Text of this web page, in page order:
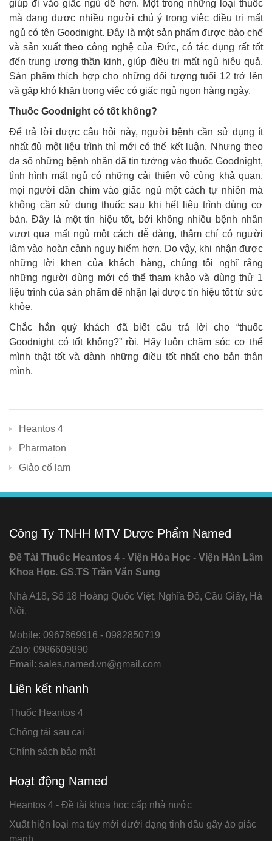
giúp đi vào giấc ngủ dễ hơn. Một trong những loại thuốc
mà đang được nhiều người chú ý trong việc điều trị mất
ngủ có tên Goodnight. Đây là một sản phẩm được bào chế
và sản xuất theo công nghệ của Đức, có tác dụng rất tốt
đến trung ương thần kinh, giúp điều trị mất ngủ hiệu quả.
Sản phẩm thích hợp cho những đối tượng tuổi 12 trở lên
và gặp khó khăn trong việc có giấc ngủ ngon hàng ngày.
Thuốc Goodnight có tốt không?
Để trả lời được câu hỏi này, người bệnh cần sử dụng ít
nhất đủ một liệu trình thì mới có thể kết luận. Nhưng theo
đa số những bệnh nhân đã tin tưởng vào thuốc Goodnight,
tình hình mất ngủ có những cải thiện vô cùng khả quan,
mọi người dần chìm vào giấc ngủ một cách tự nhiên mà
không cần sử dụng thuốc sau khi hết liệu trình dùng cơ
bản. Đây là một tín hiệu tốt, bởi không nhiều bệnh nhân
vượt qua mất ngủ một cách dễ dàng, thậm chí có người
lâm vào hoàn cảnh nguy hiểm hơn. Do vậy, khi nhận được
những lời khen của khách hàng, chúng tôi nghĩ rằng
những người dùng mới có thể tham khảo và dùng thử 1
liệu trình của sản phẩm để nhận lại được tín hiệu tốt từ sức
khỏe.
Chắc hẳn quý khách đã biết câu trả lời cho “thuốc
Goodnight có tốt không?” rồi. Hãy luôn chăm sóc cơ thể
mình thật tốt và dành những điều tốt nhất cho bản thân
mình.
Heantos 4
Pharmaton
Giảo cổ lam
Công Ty TNHH MTV Dược Phẩm Named
Đề Tài Thuốc Heantos 4 - Viện Hóa Học - Viện Hàn Lâm
Khoa Học. GS.TS Trần Văn Sung
Nhà A18, Số 18 Hoàng Quốc Việt, Nghĩa Đô, Cầu Giấy, Hà
Nội.
Mobile: 0967869916 - 0982850719
Zalo: 0986609890
Email: sales.named.vn@gmail.com
Liên kết nhanh
Thuốc Heantos 4
Chống tái sau cai
Chính sách bảo mật
Hoạt động Named
Heantos 4 - Đề tài khoa học cấp nhà nước
Xuất hiện loại ma túy mới dưới dạng tinh dầu gây ảo giác